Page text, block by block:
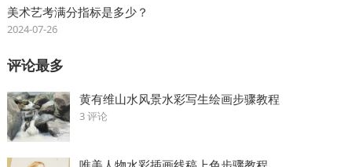
美术艺考满分指标是多少？
2024-07-26
评论最多
黄有维山水风景水彩写生绘画步骤教程
3 评论